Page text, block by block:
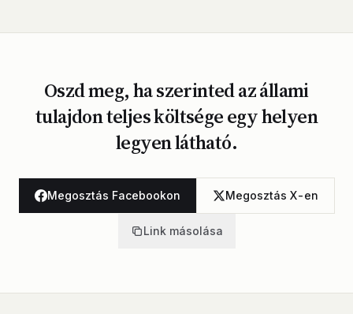
Oszd meg, ha szerinted az állami
tulajdon teljes költsége egy helyen
legyen látható.
Megosztás Facebookon Megosztás X-en
Link másolása